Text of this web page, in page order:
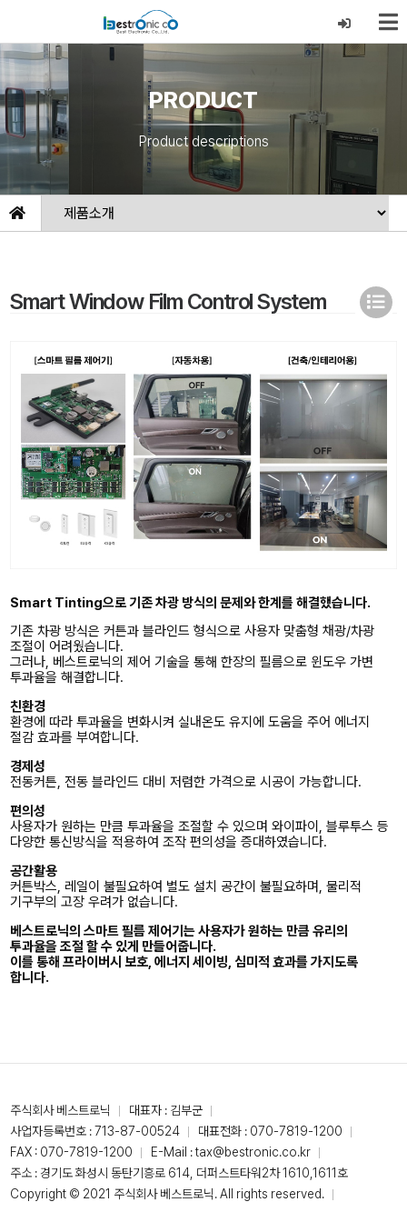
PRODUCT
Product descriptions
Smart Window Film Control System
Smart Tinting으로 기존 차광 방식의 문제와 한계를 해결했습니다.
기존 차광 방식은 커튼과 블라인드 형식으로 사용자 맞춤형 채광/차광
조절이 어려웠습니다.
그러나, 베스트로닉의 제어 기술을 통해 한장의 필름으로 윈도우 가변
투과율을 해결합니다.
친환경
환경에 따라 투과율을 변화시켜 실내온도 유지에 도움을 주어 에너지
절감 효과를 부여합니다.
경제성
전동커튼, 전동 블라인드 대비 저렴한 가격으로 시공이 가능합니다.
편의성
사용자가 원하는 만큼 투과율을 조절할 수 있으며 와이파이, 블루투스 등
다양한 통신방식을 적용하여 조작 편의성을 증대하였습니다.
공간활용
커튼박스, 레일이 불필요하여 별도 설치 공간이 불필요하며, 물리적
기구부의 고장 우려가 없습니다.
베스트로닉의 스마트 필름 제어기는 사용자가 원하는 만큼 유리의
투과율을 조절 할 수 있게 만들어줍니다.
이를 통해 프라이버시 보호, 에너지 세이빙, 심미적 효과를 가지도록
합니다.
주식회사 베스트로닉
대표자 : 김부군
사업자등록번호 : 713-87-00524
대표전화 : 070-7819-1200
FAX : 070-7819-1200
E-Mail :tax@bestronic.co.kr
주소 : 경기도 화성시 동탄기흥로 614, 더퍼스트타워2차 1610,1611호
Copyright © 2021 주식회사 베스트로닉. All rights reserved.